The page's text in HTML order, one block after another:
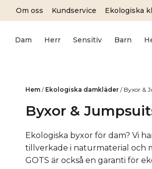
Om oss Kundservice Ekologiska
Dam Herr Sensitiv Barn
Hem / Ekologiska damkläder / Byxor &
Byxor &
Ekologiska byxor för dam? Vi
tillverkade i naturmaterial och
GOTS är också en garanti för